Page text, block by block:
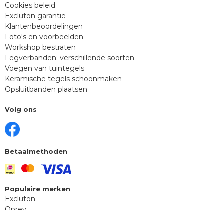
Cookies beleid
Excluton garantie
Klantenbeoordelingen
Foto's en voorbeelden
Workshop bestraten
Legverbanden: verschillende soorten
Voegen van tuintegels
Keramische tegels schoonmaken
Opsluitbanden plaatsen
Volg ons
Betaalmethoden
Populaire merken
Excluton